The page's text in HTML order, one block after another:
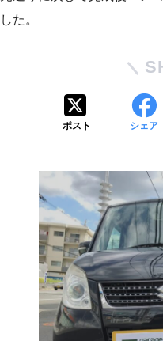
した。
ポスト シェア